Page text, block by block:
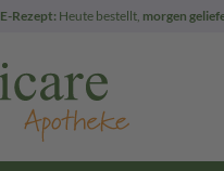
E-Rezept: Heute bestellt, morgen